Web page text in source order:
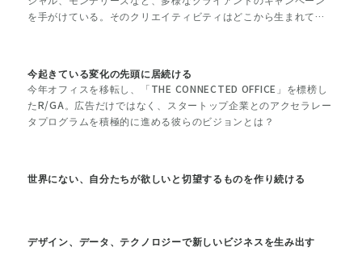
を手がけている。そのクリエイティビティはどこから生まれてき
今起きている変化の先頭に居続ける
今年オフィスを移転し、「THE CONNECTED OFFICE」を標榜し
たR/GA。広告だけではなく、スタートップ企業とのアクセラレー
タプログラムを積極的に進める彼らのビジョンとは？
世界にない、自分たちが欲しいと切望するものを作り続ける
デザイン、データ、テクノロジーで新しいビジネスを生み出す